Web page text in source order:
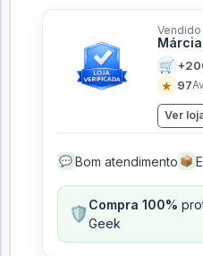
🛒
★ 97
Ver
💬 Bom atendimento 📦
🛡️Compra 100%
Geek